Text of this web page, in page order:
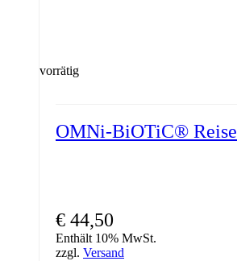
vorrätig
OMNi-BiOTiC® Reise
€ 44,50
Enthält 10% MwSt.
zzgl. Versand